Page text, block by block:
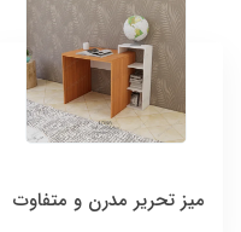
میز تحریر مدرن و متفاوت